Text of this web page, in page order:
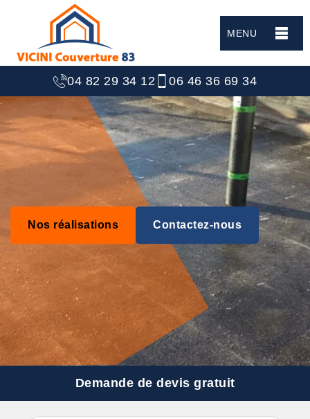
MENU
04 82 29 34 12 06 46 36 69 34
Nos réalisations Contactez-nous
Demande de devis gratuit